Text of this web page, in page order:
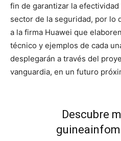
fin de garantizar la
sector de la seguridad, por lo
a la firma Huawei que
técnico y ejemplos de cada
desplegarán a través del
vanguardia, en un futuro
Descubre